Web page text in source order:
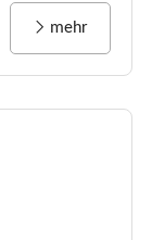
mehr